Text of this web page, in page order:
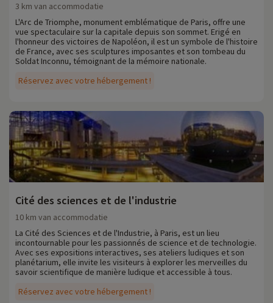
Réservez avec votre hébergement !
3 km van accommodatie
L'Arc de Triomphe, monument emblématique de Paris, offre une
vue spectaculaire sur la capitale depuis son sommet. Erigé en
l'honneur des victoires de Napoléon, il est un symbole de l'histoire
de France, avec ses sculptures imposantes et son tombeau du
Soldat Inconnu, témoignant de la mémoire nationale.
Cité des sciences et de l'industrie
Réservez avec votre hébergement !
10 km van accommodatie
La Cité des Sciences et de l'Industrie, à Paris, est un lieu
incontournable pour les passionnés de science et de technologie.
Avec ses expositions interactives, ses ateliers ludiques et son
planétarium, elle invite les visiteurs à explorer les merveilles du
savoir scientifique de manière ludique et accessible à tous.